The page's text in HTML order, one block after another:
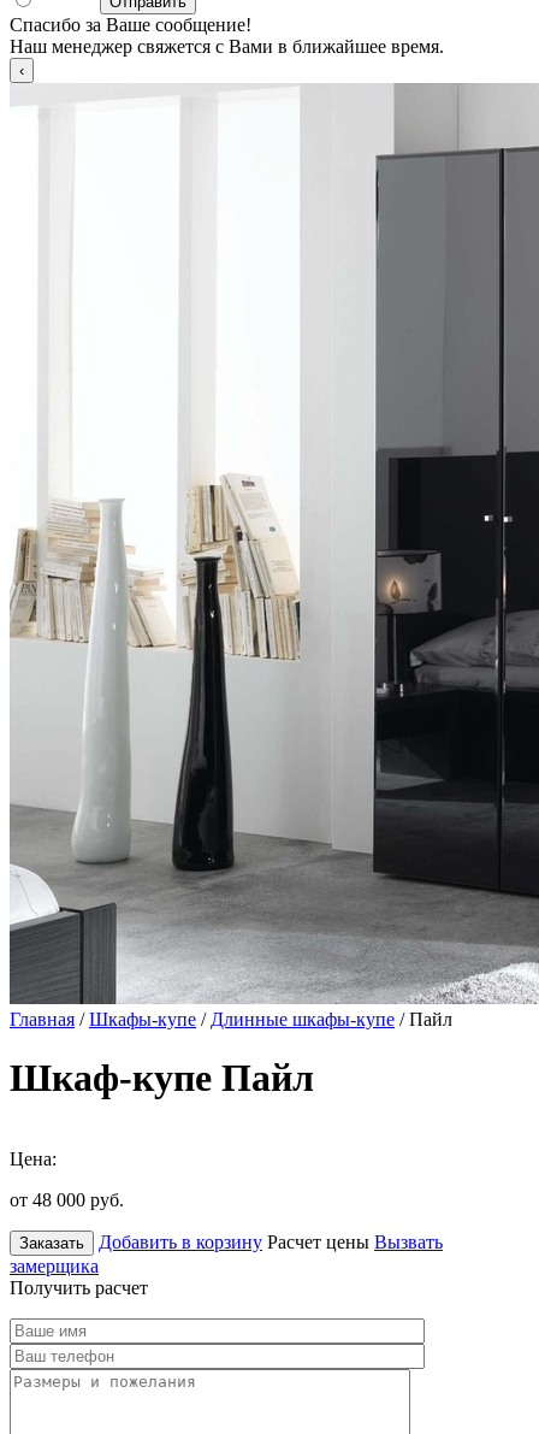
Спасибо за Ваше сообщение!
Наш менеджер свяжется с Вами в ближайшее время.
Главная /Шкафы-купе / Длинные шкафы-купе / Пайл
Шкаф-купе Пайл
Цена:
от 48 000 руб.
Заказать Добавить в корзину Расчет цены Вызвать
замерщика
Получить расчет